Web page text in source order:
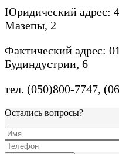
Юридический адрес:
Мазепы, 2
Фактический адрес:
Будиндустрии, 6
тел. (050)800-7747,
Остались вопросы?